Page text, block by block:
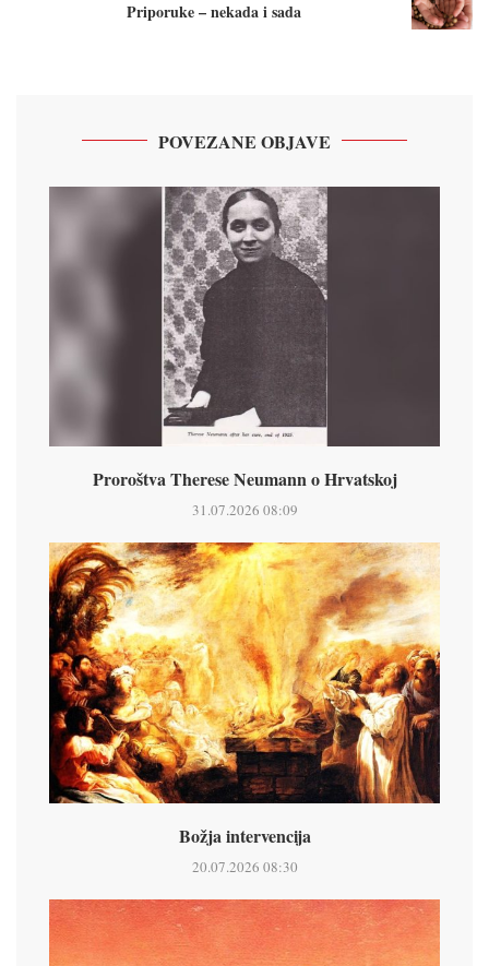
Priporuke – nekada i sada
POVEZANE OBJAVE
Proroštva Therese Neumann o Hrvatskoj
31.07.2026 08:09
Božja intervencija
20.07.2026 08:30